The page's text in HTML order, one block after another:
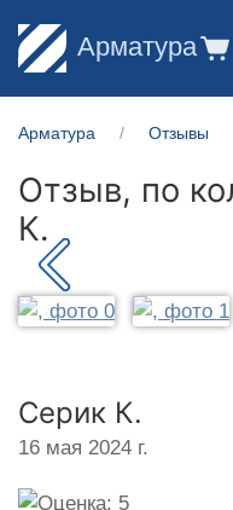
Арматура
Арматура Отзывы
Отзыв, по
К.
Серик К.
16 мая 2024 г.